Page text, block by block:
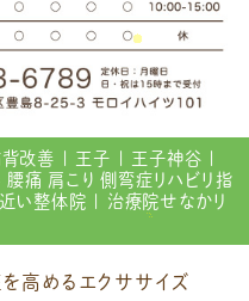
改善 | 王子 | 王子神谷 |
痛 肩こり 側弯症リハビリ指
整体院 | 治療院せなかリ
高めるエクササイズ